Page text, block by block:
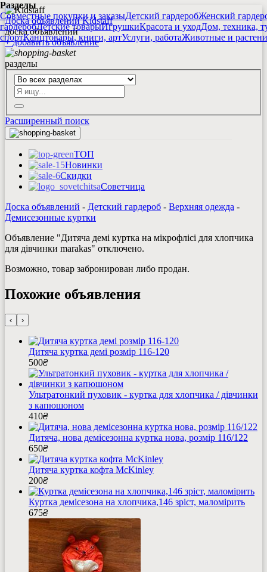
Разделы
Совместные покупки и заказыДетский гардеробЖенский
гардеробДетские товарыИгрушкиКрасота и уходДом, техника,
спортКанцтовары, книги, артУслуги, работаЖивотные и
Доска объявлений Kidstaff
доска объявлений
+добавитьобъявление
разделы
Расширенный поиск
ТОП
Новинки
Скидки
Советчица
Доска объявлений - Детский гардероб - Верхняя одежда -
Демисезонные куртки
Объявление "Дитяча демі куртка на мікрофлісі для хлопчика
для дівчинки marakas" отключено.
Возможно, товар забронирован либо продан.
Похожие объявления
‹ ›
Дитяча куртка демі розмір 116-120
500₴
Ультратонкий пуховик - куртка для хлопчика / дівчинки
з капюшоном
410₴
Дитяча, нова демісезонна куртка нова, розмір 116/122
650₴
Дитяча куртка кофта McKinley
200₴
Куртка демісезона на хлопчика,146 зріст, маломірить
675₴